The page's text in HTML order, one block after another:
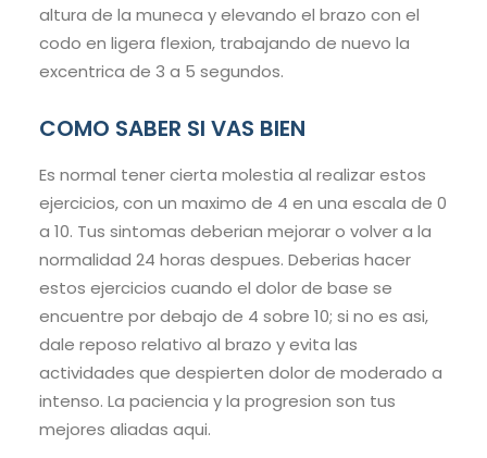
altura de la muneca y elevando el brazo con el
codo en ligera flexion, trabajando de nuevo la
excentrica de 3 a 5 segundos.
COMO SABER SI VAS BIEN
Es normal tener cierta molestia al realizar estos
ejercicios, con un maximo de 4 en una escala de 0
a 10. Tus sintomas deberian mejorar o volver a la
normalidad 24 horas despues. Deberias hacer
estos ejercicios cuando el dolor de base se
encuentre por debajo de 4 sobre 10; si no es asi,
dale reposo relativo al brazo y evita las
actividades que despierten dolor de moderado a
intenso. La paciencia y la progresion son tus
mejores aliadas aqui.